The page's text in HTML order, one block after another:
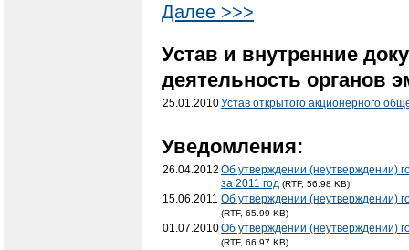
Далее >>>
Устав и внутренние
деятельность органов
25.01.2010Устав открытого акционерного
Уведомления:
26.04.2012 Об утверждении (неутверждении)
за 2011 год (RTF, 56.98 KB)
15.06.2011 Об утверждении (неутверждении)
(RTF, 65.99 KB)
01.07.2010Об утверждении (неутверждении)
(RTF, 66.97 KB)